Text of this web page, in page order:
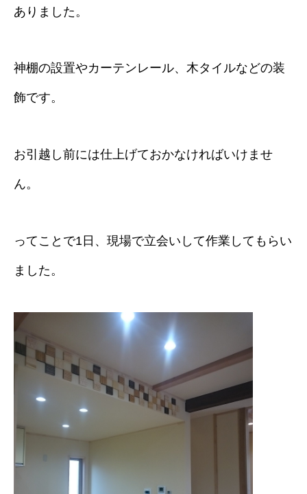
ありました。
神棚の設置やカーテンレール、木タイルなどの装
飾です。
お引越し前には仕上げておかなければいけませ
ん。
ってことで1日、現場で立会いして作業してもらい
ました。